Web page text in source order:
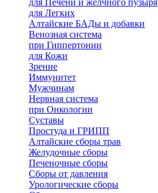
для Печени и желчного пузыря
для Легких
Алтайские БАДы и добавки
Венозная система
при Гиппертонии
для Кожи
Зрение
Иммунитет
Мужчинам
Нервная система
при Онкологии
Суставы
Простуда и ГРИПП
Алтайские сборы трав
Желудочные сборы
Печеночные сборы
Сборы от давления
Урологические сборы